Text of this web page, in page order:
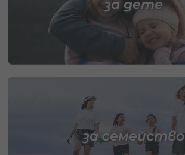
за дете
за семейство